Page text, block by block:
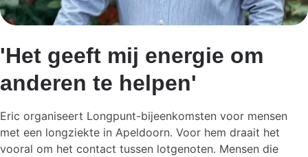
'Het geeft mij energie om
anderen te helpen'
Eric organiseert Longpunt-bijeenkomsten voor mensen
met een longziekte in Apeldoorn. Voor hem draait het
vooral om het contact tussen lotgenoten. Mensen die